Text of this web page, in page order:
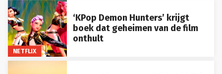
NETFLIX
‘KPop Demon Hunters’ krijgt
boek dat geheimen van de film
onthult